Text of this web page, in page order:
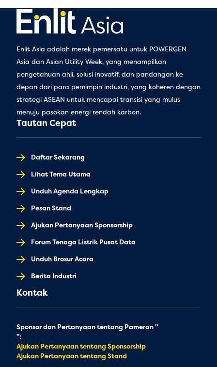
Enlit Asia adalah merek pemersatu untuk POWERGEN
Asia dan Asian Utility Week, yang menampilkan
pengetahuan ahli, solusi inovatif, dan pandangan ke
depan dari para pemimpin industri, yang koheren dengan
strategi ASEAN untuk mencapai transisi yang mulus
menuju pasokan energi rendah karbon.
Tautan Cepat
Daftar Sekarang
Lihat Tema Utama
Unduh Agenda Lengkap
Pesan Stand
Ajukan Pertanyaan Sponsorship
Forum Tenaga Listrik Pusat Data
Unduh Brosur Acara
Berita Industri
Kontak
Sponsor dan Pertanyaan tentang Pameran "
":
Ajukan Pertanyaan tentang Sponsorship
Ajukan Pertanyaan tentang Stand